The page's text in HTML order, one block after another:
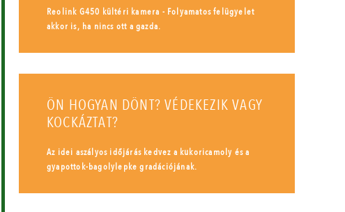
Reolink G450 kültéri kamera - Folyamatos felügyelet
akkor is, ha nincs ott a gazda.
ÖN HOGYAN DÖNT? VÉDEKEZIK VAGY
KOCKÁZTAT?
Az idei aszályos időjárás kedvez a kukoricamoly és a
gyapottok-bagolylepke gradációjának.